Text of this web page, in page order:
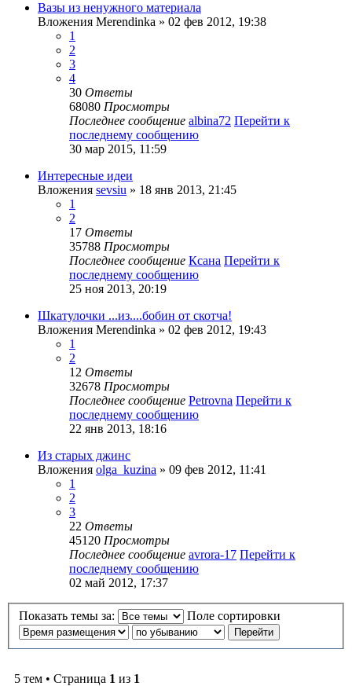
Вазы из ненужного материала
Вложения Merendinka » 02 фев 2012, 19:38
1
2
3
4
30 Ответы
68080 Просмотры
Последнее сообщение albina72 Перейти к
последнему сообщению
30 мар 2015, 11:59
Интересные идеи
Вложения sevsiu » 18 янв 2013, 21:45
1
2
17 Ответы
35788 Просмотры
Последнее сообщение Ксана Перейти к
последнему сообщению
25 ноя 2013, 20:19
Шкатулочки ...из....бобин от скотча!
Вложения Merendinka » 02 фев 2012, 19:43
1
2
12 Ответы
32678 Просмотры
Последнее сообщение Petrovna Перейти к
последнему сообщению
22 янв 2013, 18:16
Из старых джинс
Вложения olga_kuzina » 09 фев 2012, 11:41
1
2
3
22 Ответы
45120 Просмотры
Последнее сообщение avrora-17 Перейти к
последнему сообщению
02 май 2012, 17:37
Показать темы за: Поле сортировки
5 тем • Страница 1 из 1